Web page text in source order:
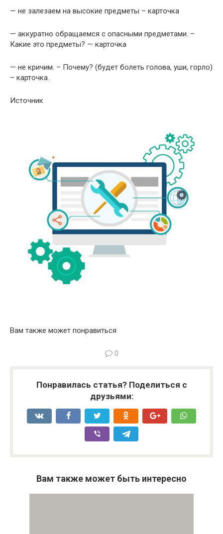
— не залезаем на высокие предметы – карточка
— аккуратно обращаемся с опасными предметами. –
Какие это предметы? — карточка
— не кричим. – Почему? (будет болеть голова, уши, горло)
– карточка.
Источник
Вам также может понравиться
0
Понравилась статья? Поделиться с
друзьями:
Вам также может быть интересно